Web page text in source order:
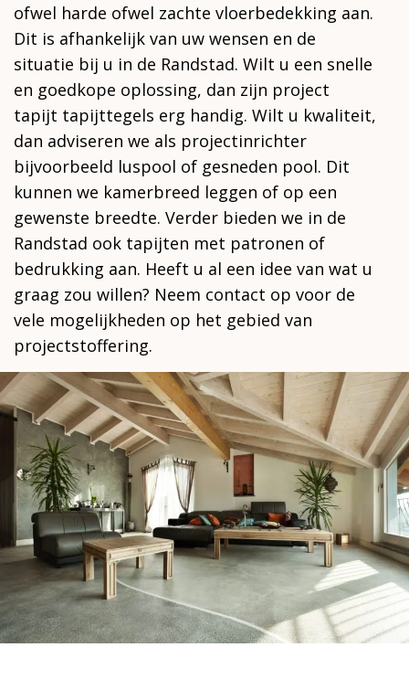
ofwel harde ofwel zachte vloerbedekking aan.
Dit is afhankelijk van uw wensen en de
situatie bij u in de Randstad. Wilt u een snelle
en goedkope oplossing, dan zijn project
tapijt tapijttegels erg handig. Wilt u kwaliteit,
dan adviseren we als projectinrichter
bijvoorbeeld luspool of gesneden pool. Dit
kunnen we kamerbreed leggen of op een
gewenste breedte. Verder bieden we in de
Randstad ook tapijten met patronen of
bedrukking aan. Heeft u al een idee van wat u
graag zou willen? Neem contact op voor de
vele mogelijkheden op het gebied van
projectstoffering.